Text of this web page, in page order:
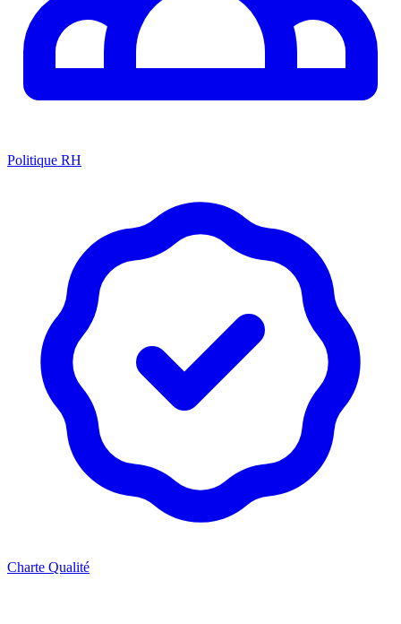
Politique RH
Charte Qualité